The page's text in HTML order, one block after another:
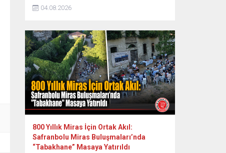
Tabakhane Binası’nın rölöve, restitüsyon
Kurulu tarafından onaylandı. Yapının ayağa
kaldırılması için onaylı proje hazır
tutulurken, 80 ila 100 milyon TL’yi bulan
restorasyon maliyeti için kaynak arayışları
hız kazandı. Safranbolu Belediyesi Kültürel
Miras...
04.08.2026
800 Yıllık Miras İçin Ortak Akıl:
Safranbolu Miras Buluşmaları’nda
“Tabakhane” Masaya Yatırıldı